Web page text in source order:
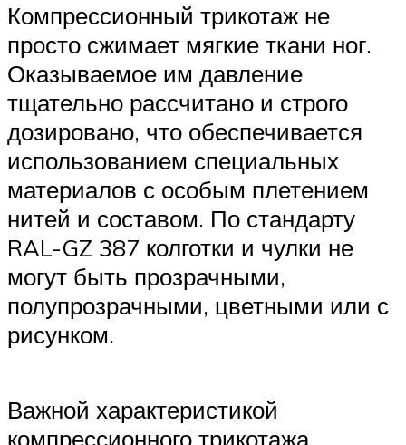
Компрессионный трикотаж не
просто сжимает мягкие ткани ног.
Оказываемое им давление
тщательно рассчитано и строго
дозировано, что обеспечивается
использованием специальных
материалов с особым плетением
нитей и составом. По стандарту
RAL-GZ 387 колготки и чулки не
могут быть прозрачными,
полупрозрачными, цветными или с
рисунком.
Важной характеристикой
компрессионного трикотажа